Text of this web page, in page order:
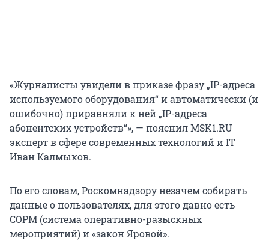
«Журналисты увидели в приказе фразу „IP-адреса
используемого оборудования“ и автоматически (и
ошибочно) приравняли к ней „IP-адреса
абонентских устройств“», — пояснил MSK1.RU
эксперт в сфере современных технологий и IT
Иван Калмыков.
По его словам, Роскомнадзору незачем собирать
данные о пользователях, для этого давно есть
СОРМ (система оперативно-разыскных
мероприятий) и «закон Яровой».